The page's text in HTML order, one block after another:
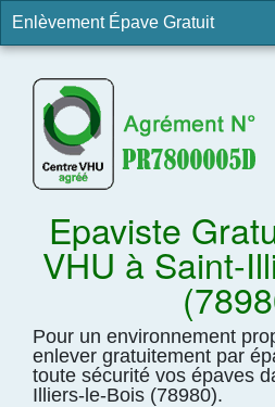
Enlèvement Épave Gratuit
Epaviste
VHU à Saint-
Pour un environnement
enlever gratuitement par
toute sécurité vos épaves
Illiers-le-Bois (78980).